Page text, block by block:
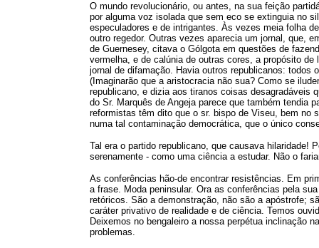
O mundo revolucionário, ou antes, na sua feição
por alguma voz isolada que sem eco se extinguia no
especuladores e de intrigantes. Às vezes meia folha
outro regedor. Outras vezes aparecia um jornal, que,
de Guernesey, citava o Gólgota em questões de
vermelha, e de calúnia de outras cores, a propósito
jornal de difamação. Havia outros republicanos: todos
(Imaginarão que a aristocracia não sua? Como se
republicano, e dizia aos tiranos coisas desagradáveis
do Sr. Marquês de Angeja parece que também tendia
reformistas têm dito que o sr. bispo de Viseu, bem no
numa tal contaminação democrática, que o único
Tal era o partido republicano, que causava hilaridade!
serenamente - como uma ciência a estudar. Não o
As conferências hão-de encontrar resistências. Em
a frase. Moda peninsular. Ora as conferências pela
retóricos. São a demonstração, não são a apóstrofe;
caráter privativo de realidade e de ciência. Temos
Deixemos no bengaleiro a nossa perpétua inclinação
problemas.